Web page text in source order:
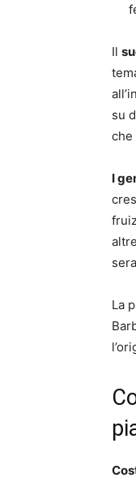
Il
su
che
I
La